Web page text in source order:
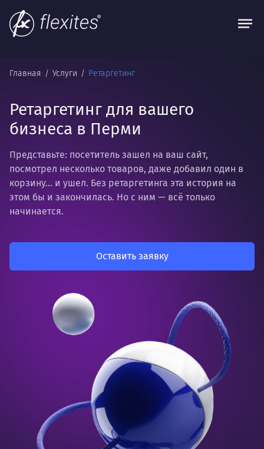
Главная Услуги Ретаргетинг
Ретаргетинг для вашего
бизнеса в Перми
Представьте: посетитель зашел на ваш сайт,
посмотрел несколько товаров, даже добавил один в
корзину... и ушел. Без ретаргетинга эта история на
этом бы и закончилась. Но с ним — всё только
начинается.
Оставить заявку